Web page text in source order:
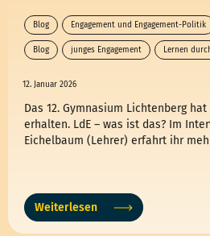
Blog Engagement und Engagement-Politik
Blog junges Engagement Lernen
12. Januar 2026
Das 12. Gymnasium Lichtenberg
erhalten. LdE – was ist das? Im
Eichelbaum (Lehrer) erfahrt ihr
Weiterlesen